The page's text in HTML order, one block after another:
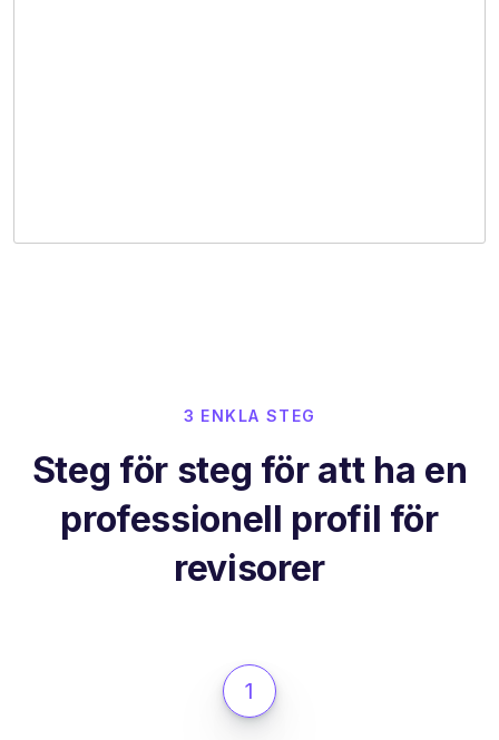
3 ENKLA STEG
Steg för steg för att ha en
professionell profil för
revisorer
1